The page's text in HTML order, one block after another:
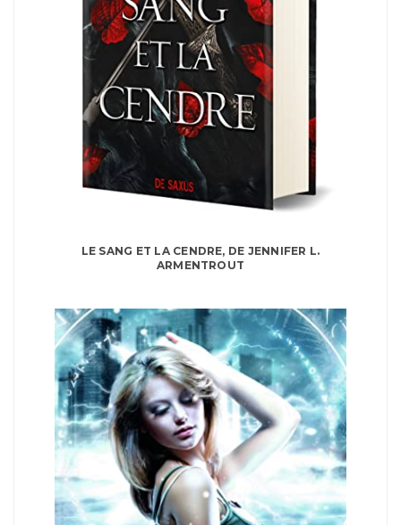
LE SANG ET LA CENDRE, DE JENNIFER L.
ARMENTROUT